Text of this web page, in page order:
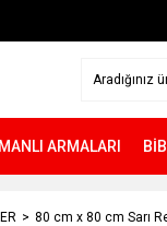
ARMALARI
80 cm x 80 cm Sarı